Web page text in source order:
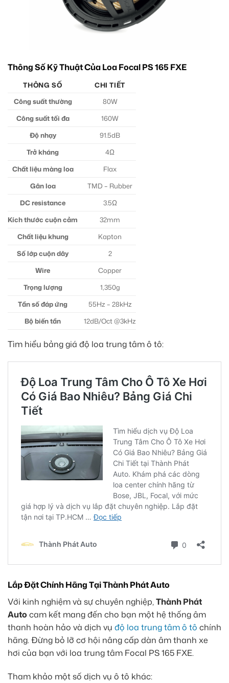
Thông Số Kỹ Thuật Của Loa Focal PS 165 FXE
THÔNG SỐ
CHI TIẾT
Công suất thường
80W
Công suất tối đa
160W
Độ nhạy
91.5dB
Trở kháng
4Ω
Chất liệu màng loa
Flax
Gân loa
TMD – Rubber
DC resistance
3.5Ω
Kích thước cuộn cảm
32mm
Chất liệu khung
Kapton
Số lớp cuộn dây
2
Wire
Copper
Trọng lượng
1,350g
Tần số đáp ứng
55Hz – 28kHz
Bộ biến tần
12dB/Oct @3kHz
Tìm hiểu bảng giá độ loa trung tâm ô tô:
Lắp Đặt Chính Hãng Tại Thành Phát Auto
Với kinh nghiệm và sự chuyên nghiệp,Thành Phát
Auto cam kết mang đến cho bạn một hệ thống âm
thanh hoàn hảo và dịch vụ độ loa trung tâm ô tô chính
hãng. Đừng bỏ lỡ cơ hội nâng cấp dàn âm thanh xe
hơi của bạn với loa trung tâm Focal PS 165 FXE.
Tham khảo một số dịch vụ ô tô khác: